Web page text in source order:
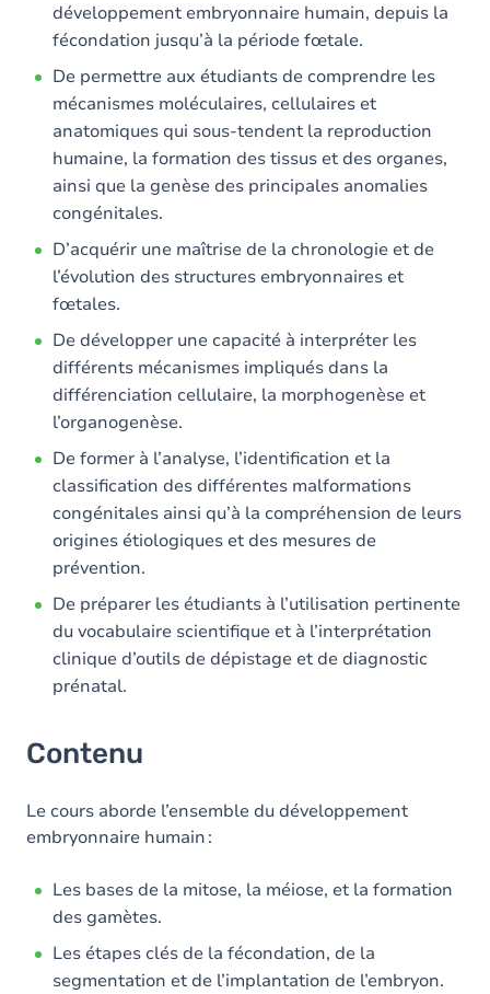
développement embryonnaire humain, depuis la
fécondation jusqu’à la période fœtale.
De permettre aux étudiants de comprendre les
mécanismes moléculaires, cellulaires et
anatomiques qui sous-tendent la reproduction
humaine, la formation des tissus et des organes,
ainsi que la genèse des principales anomalies
congénitales.
D’acquérir une maîtrise de la chronologie et de
l’évolution des structures embryonnaires et
fœtales.
De développer une capacité à interpréter les
différents mécanismes impliqués dans la
différenciation cellulaire, la morphogenèse et
l’organogenèse.
De former à l’analyse, l’identification et la
classification des différentes malformations
congénitales ainsi qu’à la compréhension de leurs
origines étiologiques et des mesures de
prévention.
De préparer les étudiants à l’utilisation pertinente
du vocabulaire scientifique et à l’interprétation
clinique d’outils de dépistage et de diagnostic
prénatal.
Contenu
Le cours aborde l’ensemble du développement
embryonnaire humain :
Les bases de la mitose, la méiose, et la formation
des gamètes.
Les étapes clés de la fécondation, de la
segmentation et de l’implantation de l’embryon.